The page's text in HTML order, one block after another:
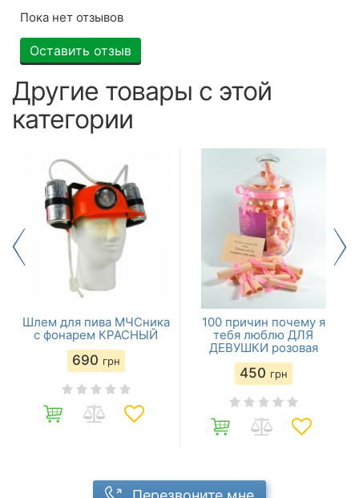
Пока нет отзывов
Оставить отзыв
Другие товары с этой
категории
Шлем для пива МЧСника
с фонарем КРАСНЫЙ
690 грн
100 причин почему я
тебя люблю ДЛЯ
ДЕВУШКИ розовая
450 грн